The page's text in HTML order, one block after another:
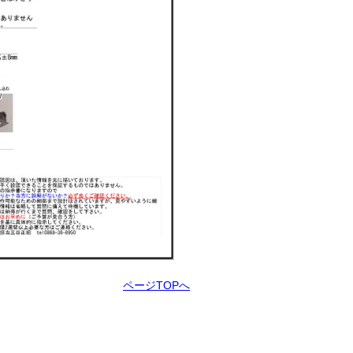
ページTOPへ